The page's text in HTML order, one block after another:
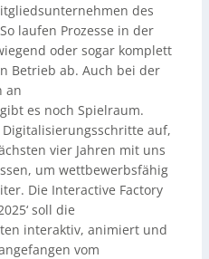
des
laufen Prozesse in der
oder sogar komplett
Betrieb ab. Auch bei der
an
es noch Spielraum.
auf,
vier Jahren mit uns
um wettbewerbsfähig
Die Interactive Factory
soll die
interaktiv, animiert und
vom